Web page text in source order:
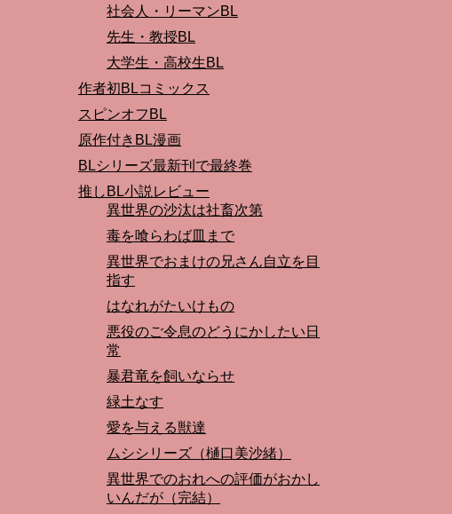
社会人・リーマンBL
先生・教授BL
大学生・高校生BL
作者初BLコミックス
スピンオフBL
原作付きBL漫画
BLシリーズ最新刊で最終巻
推しBL小説レビュー
異世界の沙汰は社畜次第
毒を喰らわば皿まで
異世界でおまけの兄さん自立を目
指す
はなれがたいけもの
悪役のご令息のどうにかしたい日
常
暴君竜を飼いならせ
緑土なす
愛を与える獣達
ムシシリーズ（樋口美沙緒）
異世界でのおれへの評価がおかし
いんだが（完結）